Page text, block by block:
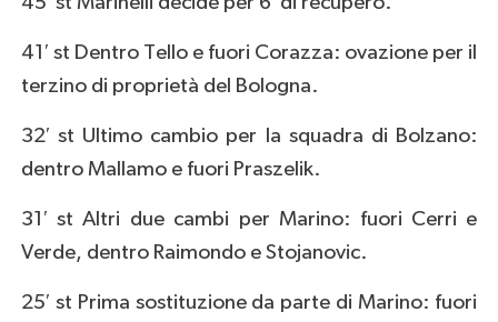
41′ st Dentro Tello e fuori Corazza: ovazione per il
terzino di proprietà del Bologna.
32′ st Ultimo cambio per la squadra di Bolzano:
dentro Mallamo e fuori Praszelik.
31′ st Altri due cambi per Marino: fuori Cerri e
Verde, dentro Raimondo e Stojanovic.
25′ st Prima sostituzione da parte di Marino: fuori